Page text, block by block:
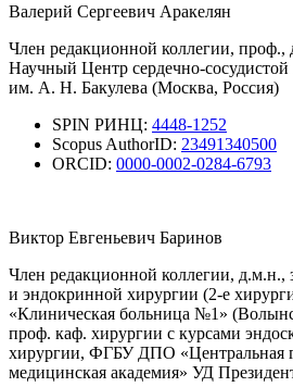
Валерий Сергеевич Аракелян
Член редакционной коллегии, проф.,
Научный Центр сердечно-сосудистой
им. А. Н. Бакулева (Москва, Россия)
SPIN РИНЦ: 4448-1252
Scopus AuthorID: 23491340500
ORCID: 0000-0002-0284-6793
Виктор Евгеньевич Баринов
Член редакционной коллегии, д.м.н.,
и эндокринной хирургии (2-е
«Клиническая больница №1»
проф. каф. хирургии с курсами
хирургии, ФГБУ ДПО «Центральная
медицинская академия» УД